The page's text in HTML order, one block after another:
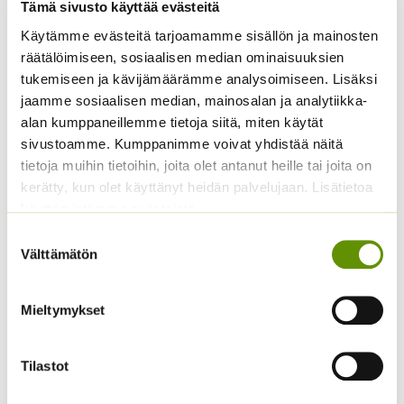
Tämä sivusto käyttää evästeitä
Käytämme evästeitä tarjoamamme sisällön ja mainosten
räätälöimiseen, sosiaalisen median ominaisuuksien
tukemiseen ja kävijämäärämme analysoimiseen. Lisäksi
jaamme sosiaalisen median, mainosalan ja analytiikka-
alan kumppaneillemme tietoja siitä, miten käytät
sivustoamme. Kumppanimme voivat yhdistää näitä
tietoja muihin tietoihin, joita olet antanut heille tai joita on
kerätty, kun olet käyttänyt heidän palvelujaan. Lisätietoa
käyttämistämme evästeistä
valinta
Välttämätön
Mieltymykset
Tilastot
Siperianunikko Garden
Gnome 250 s
17,50 € Sisältää arvonlisäveron
Harjaneilikka
yksinkertainen sekoitus
1,90€ – 6,20€ Hintaluokka:
6,20 €
Sisältää